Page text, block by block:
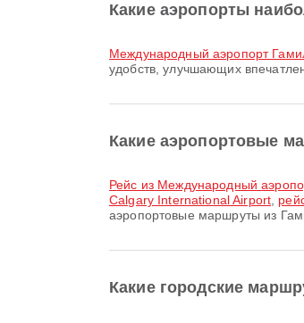
Какие аэропорты
Международный аэропорт
удобств, улучшающих
Какие аэропортовые
рейс из Международный
Calgary International Airport
аэропортовые маршруты из
Какие городские